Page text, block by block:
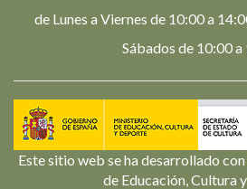
de Lunes a Viernes de 10:00 a
Sábados de 10:00 a
Este sitio web se ha desarrollado
de Educación, Cultura